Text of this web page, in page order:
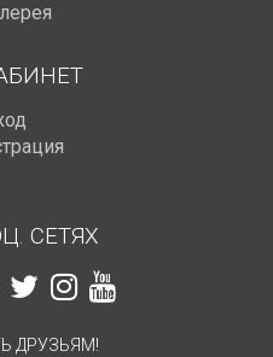
СЕТЯХ
ДРУЗЬЯМ!